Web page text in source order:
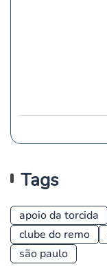
Tags
apoio da torcida
clube do remo
são paulo